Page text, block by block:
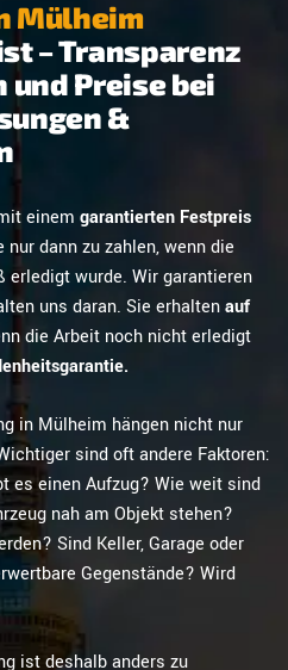
Mülheim
– Transparenz
Preise bei
&
einem garantierten Festpreis
dann zu zahlen, wenn die
erledigt wurde. Wir garantieren
uns daran. Sie erhaltenauf
die Arbeit noch nicht erledigt
in Mülheim hängen nicht nur
sind oft andere Faktoren:
es einen Aufzug? Wie weit sind
nah am Objekt stehen?
Sind Keller, Garage oder
Gegenstände? Wird
ist deshalb anders zu